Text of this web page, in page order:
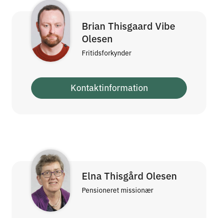
Brian Thisgaard Vibe
Olesen
Fritidsforkynder
Kontaktinformation
Elna Thisgård Olesen
Pensioneret missionær